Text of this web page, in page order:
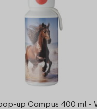
up Campus 400 ml -